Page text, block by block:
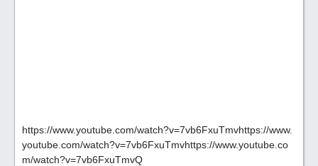
https://www.youtube.com/watch?v=7vb6FxuTmvhttps://www.
youtube.com/watch?v=7vb6FxuTmvhttps://www.youtube.co
m/watch?v=7vb6FxuTmvQ